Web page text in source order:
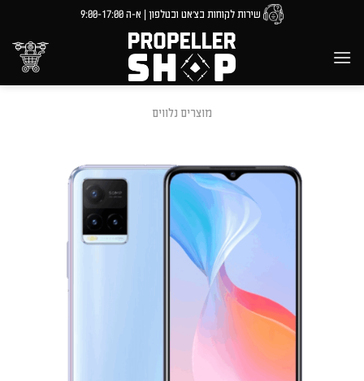
content
שירות לקוחות בצ'אט ובטלפון | א-ה 9:00-17:00
מוצרים נלווים